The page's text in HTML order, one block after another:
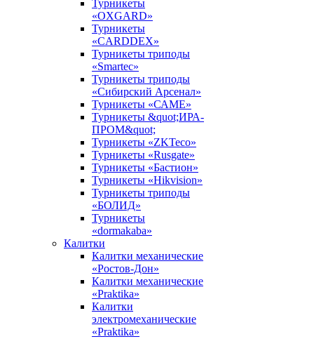
Турникеты
«OXGARD»
Турникеты
«CARDDEX»
Турникеты триподы
«Smartec»
Турникеты триподы
«Сибирский Арсенал»
Турникеты «САМЕ»
Турникеты &quot;ИРА-
ПРОМ&quot;
Турникеты «ZKTeco»
Турникеты «Rusgate»
Турникеты «Бастион»
Турникеты «Hikvision»
Турникеты триподы
«БОЛИД»
Турникеты
«dormakaba»
Калитки
Калитки механические
«Ростов-Дон»
Калитки механические
«Praktika»
Калитки
электромеханические
«Praktika»